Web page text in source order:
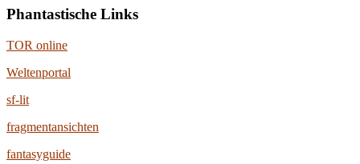
Phantastische Links
TOR online
Weltenportal
sf-lit
fragmentansichten
fantasyguide